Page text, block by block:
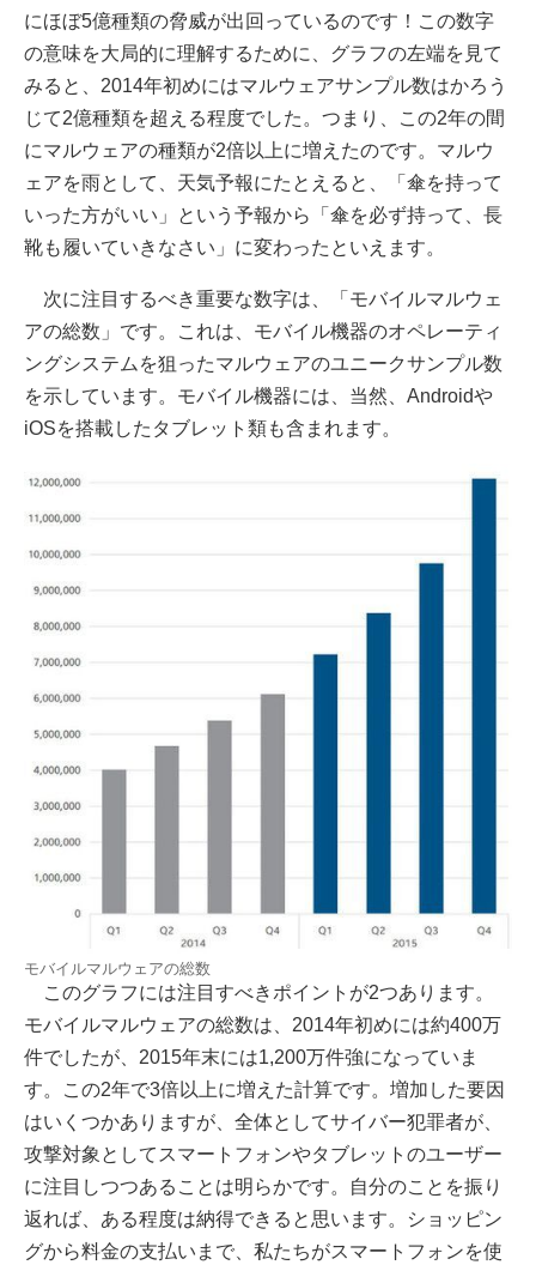
にほぼ5億種類の脅威が出回っているのです！この数字
の意味を大局的に理解するために、グラフの左端を見て
みると、2014年初めにはマルウェアサンプル数はかろう
じて2億種類を超える程度でした。つまり、この2年の間
にマルウェアの種類が2倍以上に増えたのです。マルウ
ェアを雨として、天気予報にたとえると、「傘を持って
いった方がいい」という予報から「傘を必ず持って、長
靴も履いていきなさい」に変わったといえます。
次に注目するべき重要な数字は、「モバイルマルウェ
アの総数」です。これは、モバイル機器のオペレーティ
ングシステムを狙ったマルウェアのユニークサンプル数
を示しています。モバイル機器には、当然、Androidや
iOSを搭載したタブレット類も含まれます。
モバイルマルウェアの総数
このグラフには注目すべきポイントが2つあります。
モバイルマルウェアの総数は、2014年初めには約400万
件でしたが、2015年末には1,200万件強になっていま
す。この2年で3倍以上に増えた計算です。増加した要因
はいくつかありますが、全体としてサイバー犯罪者が、
攻撃対象としてスマートフォンやタブレットのユーザー
に注目しつつあることは明らかです。自分のことを振り
返れば、ある程度は納得できると思います。ショッピン
グから料金の支払いまで、私たちがスマートフォンを使